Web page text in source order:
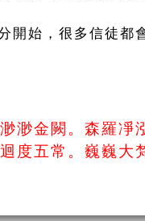
始，很多信徒都
金闕。森羅凈
五常。巍巍大